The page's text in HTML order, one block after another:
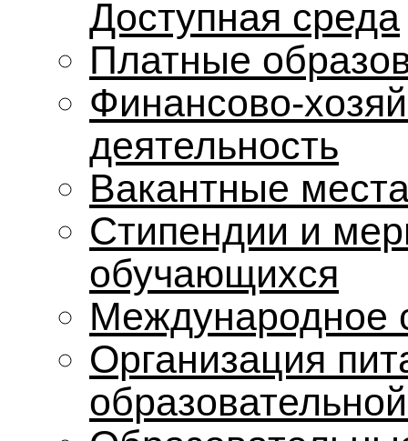
Доступная среда
Платные
Финансово-
деятельность
Вакантные
Стипендии и
обучающихся
Международное
Организация